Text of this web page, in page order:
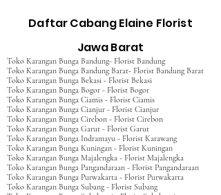
Daftar Cabang Elaine Florist
Jawa Barat
Toko Karangan Bunga Bandung- Florist Bandung
Toko Karangan Bunga Bandung Barat- Florist Bandung Barat
Toko Karangan Bunga Bekasi - Florist Bekasi
Toko Karangan Bunga Bogor - Florist Bogor
Toko Karangan Bunga Ciamis - Florist Ciamis
Toko Karangan Bunga Cianjur - Florist Cianjur
Toko Karangan Bunga Cirebon - Florist Cirebon
Toko Karangan Bunga Garut - Florist Garut
Toko Karangan Bunga Indramayu - Florist Karawang
Toko Karangan Bunga Kuningan - Florist Kuningan
Toko Karangan Bunga Majalengka - Florist Majalengka
Toko Karangan Bunga Pangandaraan - Florist Pangandaraan
Toko Karangan Bunga Purwakarta - Florist Purwakarta
Toko Karangan Bunga Subang - Florist Subang